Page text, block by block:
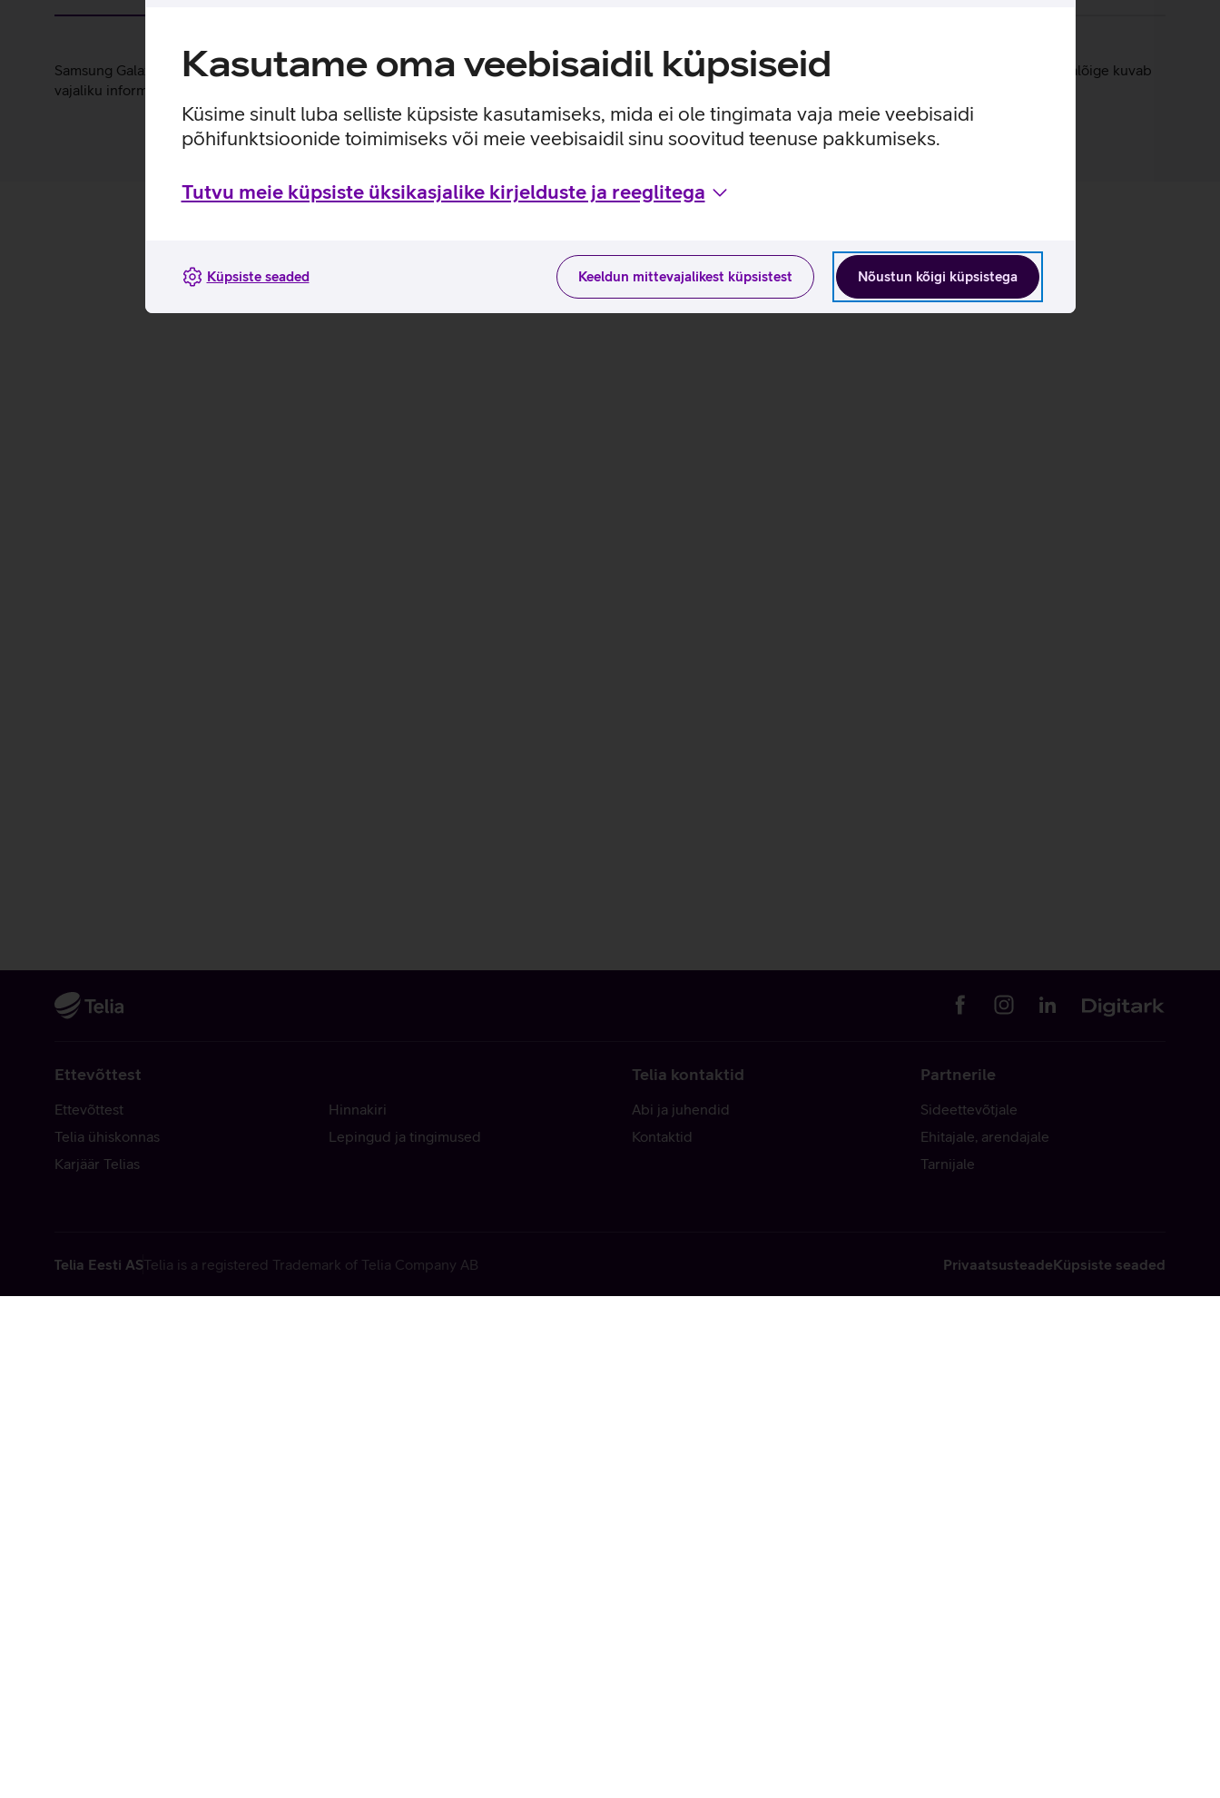
Kasutame oma veebisaidil küpsiseid
Küsime sinult luba selliste küpsiste kasutamiseks, mida ei ole tingimata vaja meie veebisaidi
põhifunktsioonide toimimiseks või meie veebisaidil sinu soovitud teenuse pakkumiseks.
Tutvu meie küpsiste üksikasjalike kirjelduste ja reeglitega
Nõustun kõigi küpsistega
Keeldun mittevajalikest küpsistest
Küpsiste seaded
Lisainfo
Samsung Galaxy A34 mudelile disainitud ümbris katab telefoni esi- ja tagakülge, kaitstes telefoni mõlemalt poolt. Samsung Smart View kaitsekaante nutikas väljalõige kuvab
vajaliku informatsiooni, näiteks sissetuleva kõne teavitust.
Ettevõttest
Ettevõttest
Telia ühiskonnas
Karjäär Telias
Hinnakiri
Lepingud ja tingimused
Telia kontaktid
Abi ja juhendid
Kontaktid
Partnerile
Sideettevõtjale
Ehitajale, arendajale
Tarnijale
Telia Eesti ASTelia is a registered Trademark of Telia Company AB PrivaatsusteadeKüpsiste seaded